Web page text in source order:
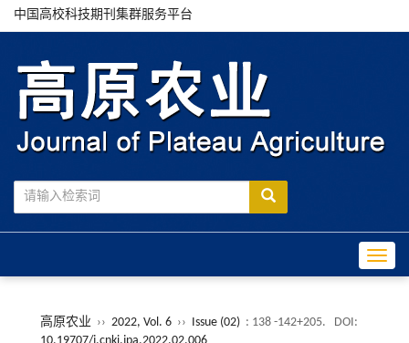
中国高校科技期刊集群服务平台
高原农业 ›› 2022, Vol. 6 ›› Issue (02) : 138 -142+205.
DOI: